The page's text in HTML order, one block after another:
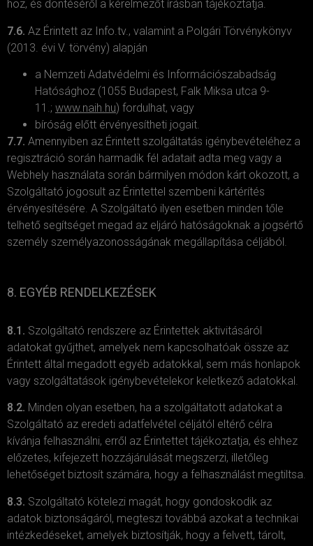
hoz, és döntéséről a kérelmezőt írásban tájékoztatja.
7.6. Az Érintett az Info.tv., valamint a Polgári Törvénykönyv
(2013. évi V. törvény) alapján
a Nemzeti Adatvédelmi és Információszabadság
Hatósághoz (1055 Budapest, Falk Miksa utca 9-
11.; www.naih.hu) fordulhat, vagy
bíróság előtt érvényesítheti jogait.
7.7. Amennyiben az Érintett szolgáltatás igénybevételéhez a
regisztráció során harmadik fél adatait adta meg vagy a
Webhely használata során bármilyen módon kárt okozott, a
Szolgáltató jogosult az Érintettel szembeni kártérítés
érvényesítésére. A Szolgáltató ilyen esetben minden tőle
telhető segítséget megad az eljáró hatóságoknak a jogsértő
személy személyazonosságának megállapítása céljából.
8. EGYÉB RENDELKEZÉSEK
8.1. Szolgáltató rendszere az Érintettek aktivitásáról
adatokat gyűjthet, amelyek nem kapcsolhatóak össze az
Érintett által megadott egyéb adatokkal, sem más honlapok
vagy szolgáltatások igénybevételekor keletkező adatokkal.
8.2. Minden olyan esetben, ha a szolgáltatott adatokat a
Szolgáltató az eredeti adatfelvétel céljától eltérő célra
kívánja felhasználni, erről az Érintettet tájékoztatja, és ehhez
előzetes, kifejezett hozzájárulását megszerzi, illetőleg
lehetőséget biztosít számára, hogy a felhasználást megtiltsa.
8.3. Szolgáltató kötelezi magát, hogy gondoskodik az
adatok biztonságáról, megteszi továbbá azokat a technikai
intézkedéseket, amelyek biztosítják, hogy a felvett, tárolt,